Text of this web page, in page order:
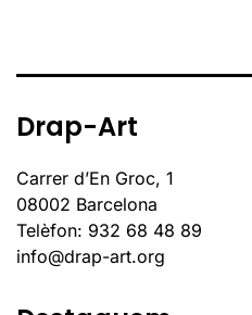
Drap-Art
Carrer d’En Groc, 1
08002 Barcelona
Telèfon: 932 68 48 89
info@drap-art.org